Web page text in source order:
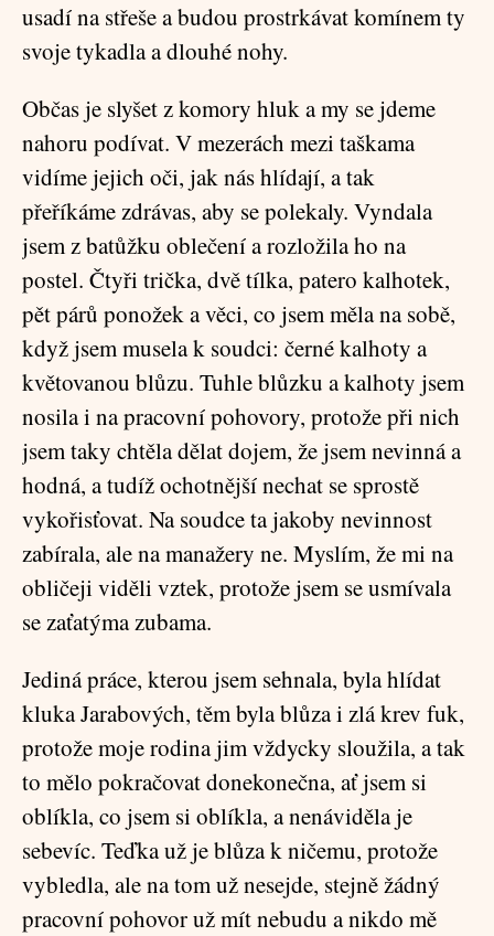
usadí na střeše a budou prostrkávat komínem ty
svoje tykadla a dlouhé nohy.
Občas je slyšet z komory hluk a my se jdeme
nahoru podívat. V mezerách mezi taškama
vidíme jejich oči, jak nás hlídají, a tak
přeříkáme zdrávas, aby se polekaly. Vyndala
jsem z batůžku oblečení a rozložila ho na
postel. Čtyři trička, dvě tílka, patero kalhotek,
pět párů ponožek a věci, co jsem měla na sobě,
když jsem musela k soudci: černé kalhoty a
květovanou blůzu. Tuhle blůzku a kalhoty jsem
nosila i na pracovní pohovory, protože při nich
jsem taky chtěla dělat dojem, že jsem nevinná a
hodná, a tudíž ochotnější nechat se sprostě
vykořisťovat. Na soudce ta jakoby nevinnost
zabírala, ale na manažery ne. Myslím, že mi na
obličeji viděli vztek, protože jsem se usmívala
se zaťatýma zubama.
Jediná práce, kterou jsem sehnala, byla hlídat
kluka Jarabových, těm byla blůza i zlá krev fuk,
protože moje rodina jim vždycky sloužila, a tak
to mělo pokračovat donekonečna, ať jsem si
oblíkla, co jsem si oblíkla, a nenáviděla je
sebevíc. Teďka už je blůza k ničemu, protože
vybledla, ale na tom už nesejde, stejně žádný
pracovní pohovor už mít nebudu a nikdo mě